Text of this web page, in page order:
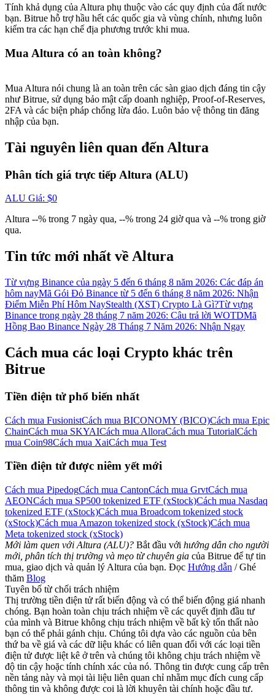
USDT New User Exclusive 10% APR
USDT Flexible Staking | Daily Rewards
BTC Flexible Staking | Daily Rewards
Thêm sự kiện
Đăng nhậpĐăng ký
Đăng nhập Đăng ký
Tải ứng dụng
Bitrue
Việt
Tính khả dụng của Altura phụ thuộc vào các quy định của đất nước
bạn. Bitrue hỗ trợ hầu hết các quốc gia và vùng chính, nhưng luôn
kiểm tra các hạn chế địa phương trước khi mua.
Mua Altura có an toàn không?
Mua Altura nói chung là an toàn trên các sàn giao dịch đáng tin cậy
như Bitrue, sử dụng bảo mật cấp doanh nghiệp, Proof-of-Reserves,
2FA và các biện pháp chống lừa đảo. Luôn bảo vệ thông tin đăng
nhập của bạn.
Tài nguyên liên quan đến Altura
Phân tích giá trực tiếp Altura (ALU)
ALU Giá: $0
Altura --% trong 7 ngày qua, --% trong 24 giờ qua và --% trong giờ
qua.
Tin tức mới nhất về Altura
Từ vựng Binance của ngày 5 đến 6 tháng 8 năm 2026: Các đáp án
hôm nayMã Gói Đỏ Binance từ 5 đến 6 tháng 8 năm 2026: Nhận
Điểm Miễn Phí Hôm NayStealth (XST) Crypto Là Gì?Từ vựng
Binance trong ngày 28 tháng 7 năm 2026: Câu trả lời WOTDMã
Hồng Bao Binance Ngày 28 Tháng 7 Năm 2026: Nhận Ngay
Cách mua các loại Crypto khác trên
Bitrue
Tiền điện tử phổ biến nhất
Cách mua FusionistCách mua BICONOMY (BICO)Cách mua Epic
ChainCách mua SKYAICách mua AlloraCách mua TutorialCách
mua Coin98Cách mua XaiCách mua Test
Tiền điện tử được niêm yết mới
Cách mua PipedogCách mua CantonCách mua GrvtCách mua
AEONCách mua SP500 tokenized ETF (xStock)Cách mua Nasdaq
tokenized ETF (xStock)Cách mua Broadcom tokenized stock
(xStock)Cách mua Amazon tokenized stock (xStock)Cách mua
Meta tokenized stock (xStock)
Mới làm quen với Altura (ALU)? Bắt đầu với hướng dẫn cho người
mới, phân tích thị trường và mẹo từ chuyên gia của Bitrue để tự tin
mua, giao dịch và quản lý Altura của bạn. Đọc Hướng dẫn / Ghé
thăm Blog
Tuyên bố từ chối trách nhiệm
Thị trường tiền điện tử rất biến động và có thể biến động giá nhanh
chóng. Bạn hoàn toàn chịu trách nhiệm về các quyết định đầu tư
của mình và Bitrue không chịu trách nhiệm về bất kỳ tổn thất nào
bạn có thể phải gánh chịu. Chúng tôi dựa vào các nguồn của bên
thứ ba về giá và các dữ liệu khác có liên quan đối với các loại tiền
điện tử được liệt kê ở trên và chúng tôi không chịu trách nhiệm về
độ tin cậy hoặc tính chính xác của nó. Thông tin được cung cấp trên
nền tảng này và mọi tài liệu liên quan chỉ nhằm mục đích cung cấp
thông tin và không được coi là lời khuyên tài chính hoặc đầu tư.